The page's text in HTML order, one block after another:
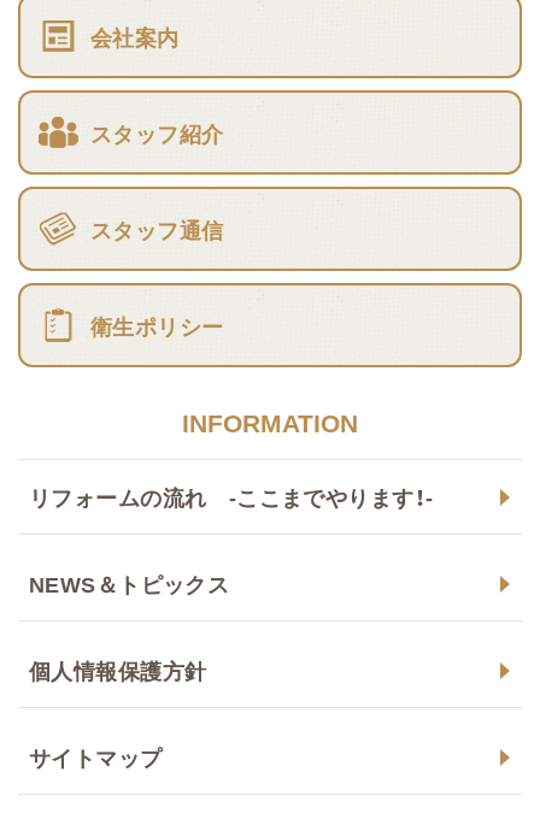
会社案内
スタッフ紹介
スタッフ通信
衛生ポリシー
INFORMATION
リフォームの流れ -ここまでやります！-
NEWS＆トピックス
個人情報保護方針
サイトマップ